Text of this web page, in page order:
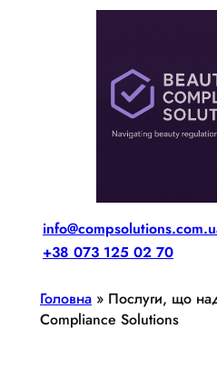
+38 073 125 02 70
Головна » Послуги, що
Compliance Solutions